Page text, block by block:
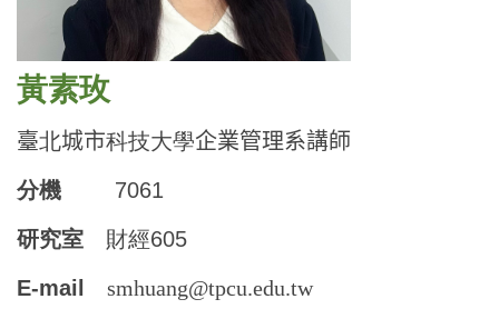
黃素玫
臺北城市科技大學企業管理系講師
分機 7061
研究室
財經605
E-mail
smhuang@tpcu.edu.tw